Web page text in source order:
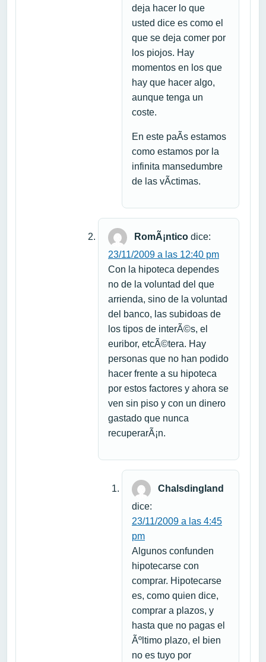
deja hacer lo que
usted dice es como el
que se deja comer por
los piojos. Hay
momentos en los que
hay que hacer algo,
aunque tenga un
coste.
En este paÃ­s estamos
como estamos por la
infinita mansedumbre
de las vÃ­ctimas.
RomÃ¡ntico dice:
23/11/2009 a las 12:40 pm
Con la hipoteca dependes
no de la voluntad del que
arrienda, sino de la voluntad
del banco, las subidoas de
los tipos de interÃ©s, el
euribor, etcÃ©tera. Hay
personas que no han podido
hacer frente a su hipoteca
por estos factores y ahora se
ven sin piso y con un dinero
gastado que nunca
recuperarÃ¡n.
Chalsdingland
dice:
23/11/2009 a las 4:45
pm
Algunos confunden
hipotecarse con
comprar. Hipotecarse
es, como quien dice,
comprar a plazos, y
hasta que no pagas el
Ãºltimo plazo, el bien
no es tuyo por